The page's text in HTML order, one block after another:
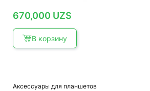
670,000 UZS
В корзину
Аксессуары для планшетов